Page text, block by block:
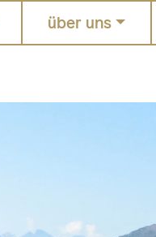
über uns